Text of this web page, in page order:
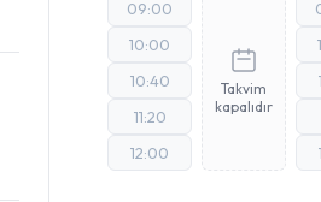
09:00
10:00
10:40
11:20
12:00
Takvim
kapalıdır